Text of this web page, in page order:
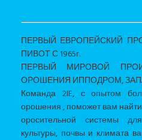
ПЕРВЫЙ ЕВРОПЕЙСКИЙ
ПИВОТ С 1965г.
ПЕРВЫЙ МИРОВОЙ
ОРОШЕНИЯ ИППОДРОМ,
Команда 2IE, с опытом
орошения , поможет вам
оросительной системы
культуры, почвы и климата